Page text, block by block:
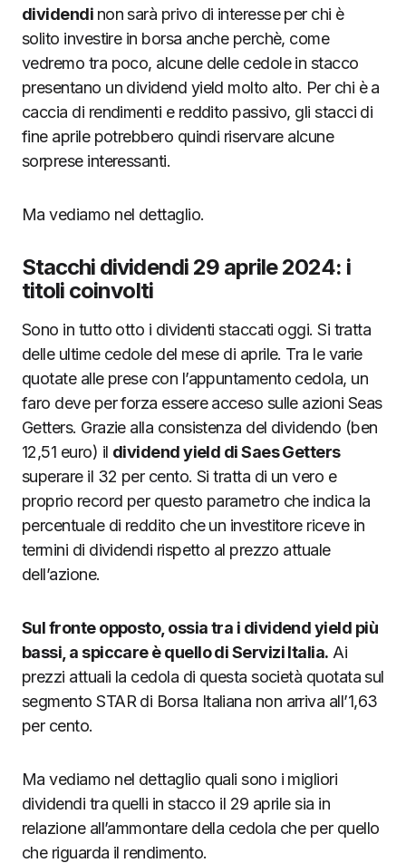
dividendi non sarà privo di interesse per chi è
solito investire in borsa anche perchè, come
vedremo tra poco, alcune delle cedole in stacco
presentano un dividend yield molto alto. Per chi è a
caccia di rendimenti e reddito passivo, gli stacci di
fine aprile potrebbero quindi riservare alcune
sorprese interessanti.
Ma vediamo nel dettaglio.
Stacchi dividendi 29 aprile 2024: i
titoli coinvolti
Sono in tutto otto i dividenti staccati oggi. Si tratta
delle ultime cedole del mese di aprile. Tra le varie
quotate alle prese con l’appuntamento cedola, un
faro deve per forza essere acceso sulle azioni Seas
Getters. Grazie alla consistenza del dividendo (ben
12,51 euro) il dividend yield di Saes Getters
superare il 32 per cento. Si tratta di un vero e
proprio record per questo parametro che indica la
percentuale di reddito che un investitore riceve in
termini di dividendi rispetto al prezzo attuale
dell’azione.
Sul fronte opposto, ossia tra i dividend yield più
bassi, a spiccare è quello di Servizi Italia. Ai
prezzi attuali la cedola di questa società quotata sul
segmento STAR di Borsa Italiana non arriva all’1,63
per cento.
Ma vediamo nel dettaglio quali sono i migliori
dividendi tra quelli in stacco il 29 aprile sia in
relazione all’ammontare della cedola che per quello
che riguarda il rendimento.